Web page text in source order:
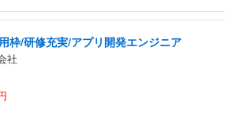
枠/研修充実/アプリ開発エンジニア
社